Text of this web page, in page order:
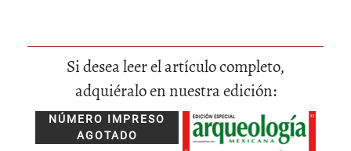
Si desea leer el artículo completo,
adquiéralo en nuestra edición:
NÚMERO IMPRESO
AGOTADO